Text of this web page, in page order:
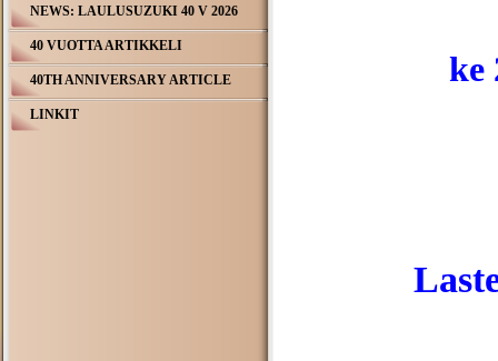
NEWS: LAULUSUZUKI 40 V 2026
40 VUOTTA ARTIKKELI
40TH ANNIVERSARY ARTICLE
LINKIT
ke